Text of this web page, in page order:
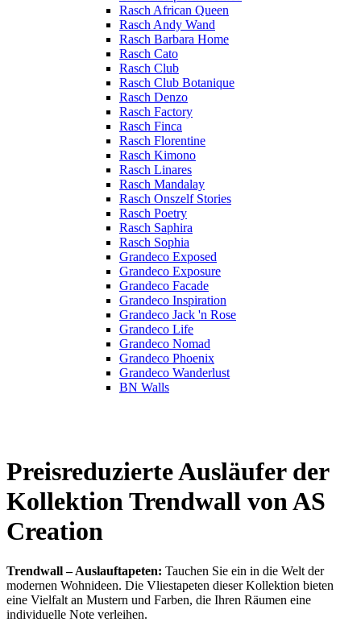
Rasch African Queen
Rasch Andy Wand
Rasch Barbara Home
Rasch Cato
Rasch Club
Rasch Club Botanique
Rasch Denzo
Rasch Factory
Rasch Finca
Rasch Florentine
Rasch Kimono
Rasch Linares
Rasch Mandalay
Rasch Onszelf Stories
Rasch Poetry
Rasch Saphira
Rasch Sophia
Grandeco Exposed
Grandeco Exposure
Grandeco Facade
Grandeco Inspiration
Grandeco Jack 'n Rose
Grandeco Life
Grandeco Nomad
Grandeco Phoenix
Grandeco Wanderlust
BN Walls
Preisreduzierte Ausläufer der
Kollektion Trendwall von AS
Creation
Trendwall – Auslauftapeten: Tauchen Sie ein in die Welt der
modernen Wohnideen. Die Vliestapeten dieser Kollektion bieten
eine Vielfalt an Mustern und Farben, die Ihren Räumen eine
individuelle Note verleihen.